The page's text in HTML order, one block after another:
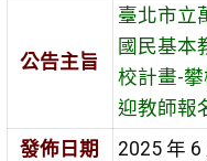
公告主旨
臺北市立
國民基本
校計畫-
迎教師報
發佈日期
2025 年 6